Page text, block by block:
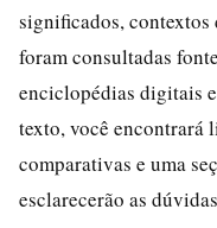
significados, contextos
foram consultadas
enciclopédias digitais
texto, você encontrará
comparativas e uma
esclarecerão as